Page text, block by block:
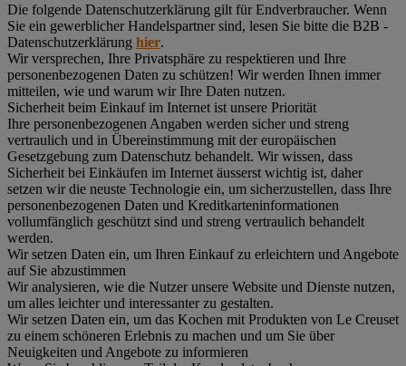
Die folgende Datenschutzerklärung gilt für Endverbraucher. Wenn
Sie ein gewerblicher Handelspartner sind, lesen Sie bitte die B2B -
Datenschutzerklärung hier.
Wir versprechen, Ihre Privatsphäre zu respektieren und Ihre
personenbezogenen Daten zu schützen! Wir werden Ihnen immer
mitteilen, wie und warum wir Ihre Daten nutzen.
Sicherheit beim Einkauf im Internet ist unsere Priorität
Ihre personenbezogenen Angaben werden sicher und streng
vertraulich und in Übereinstimmung mit der europäischen
Gesetzgebung zum Datenschutz behandelt. Wir wissen, dass
Sicherheit bei Einkäufen im Internet äusserst wichtig ist, daher
setzen wir die neuste Technologie ein, um sicherzustellen, dass Ihre
personenbezogenen Daten und Kreditkarteninformationen
vollumfänglich geschützt sind und streng vertraulich behandelt
werden.
Wir setzen Daten ein, um Ihren Einkauf zu erleichtern und Angebote
auf Sie abzustimmen
Wir analysieren, wie die Nutzer unsere Website und Dienste nutzen,
um alles leichter und interessanter zu gestalten.
Wir setzen Daten ein, um das Kochen mit Produkten von Le Creuset
zu einem schöneren Erlebnis zu machen und um Sie über
Neuigkeiten und Angebote zu informieren